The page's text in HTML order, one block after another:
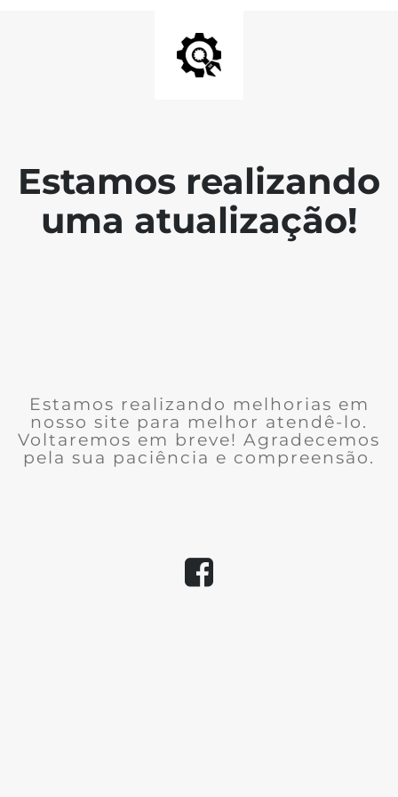
Estamos realizando
uma atualização!
Estamos realizando melhorias em
nosso site para melhor atendê-lo.
Voltaremos em breve! Agradecemos
pela sua paciência e compreensão.